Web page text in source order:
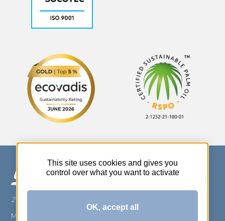
270 Rue Thérèse Planiol - 37310 TAUXIGNY
Mentions légales
This site uses cookies and gives you
control over what you want to activate
OK, accept all